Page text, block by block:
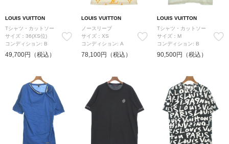
LOUIS VUITTON
Tシャツ・カットソー
サイズ：36(XS位)
コンディション: B
49,700円（税込）
LOUIS VUITTON
ノースリーブ
サイズ：XS
コンディション: A
78,100円（税込）
LOUIS VUITTON
Tシャツ・カットソー
サイズ：M
コンディション: B
90,500円（税込）